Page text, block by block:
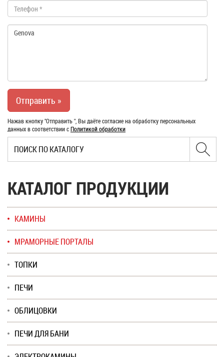
Нажав кнопку "Отправить ", Вы даёте согласие на обработку персональных
данных в соответствии сПолитикой обработки
КАТАЛОГ ПРОДУКЦИИ
КАМИНЫ
МРАМОРНЫЕ ПОРТАЛЫ
ТОПКИ
ПЕЧИ
ОБЛИЦОВКИ
ПЕЧИ ДЛЯ БАНИ